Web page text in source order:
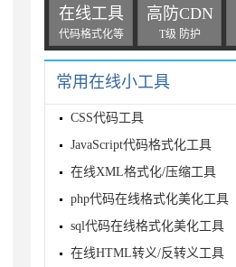
在线工具
代码格式化等
高防CDN
T级 防护
常用在线小工具
CSS代码工具
JavaScript代码格式化工具
在线XML格式化/压缩工具
php代码在线格式化美化工具
sql代码在线格式化美化工具
在线HTML转义/反转义工具